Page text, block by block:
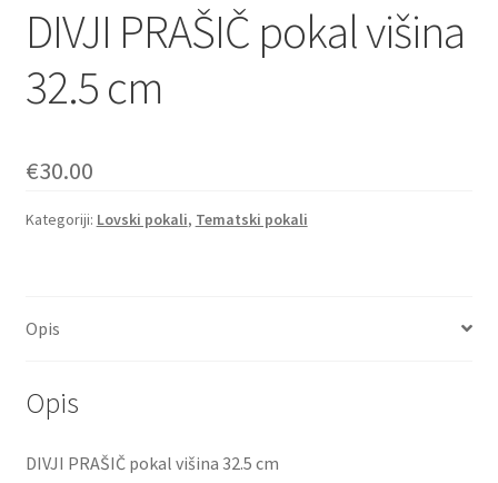
DIVJI PRAŠIČ pokal višina
32.5 cm
€30.00
Kategoriji: Lovski pokali, Tematski pokali
Opis
Opis
DIVJI PRAŠIČ pokal višina 32.5 cm